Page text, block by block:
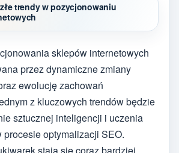
trendy w pozycjonowaniu
sklepów internetowych
przez dynamiczne zmiany
ewolucję zachowań
z kluczowych trendów będzie
sztucznej inteligencji i uczenia
procesie optymalizacji SEO.
stają się coraz bardziej